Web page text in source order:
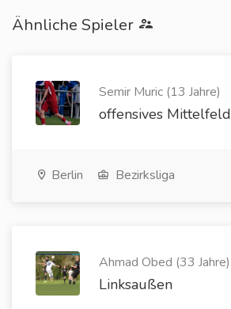
Ähnliche Spieler
Semir Muric (13 Jahre)
offensives Mittelfeld
Berlin Bezirksliga
Ahmad Obed (33 Jahre)
Linksaußen